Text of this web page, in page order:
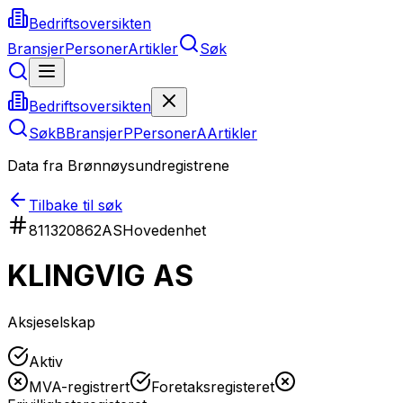
Bedriftsoversikten
BransjerPersonerArtikler Søk
Bedriftsoversikten
SøkBBransjerPPersonerAArtikler
Data fra Brønnøysundregistrene
Tilbake til søk
811320862ASHovedenhet
KLINGVIG AS
Aksjeselskap
Aktiv
MVA-registrert
Foretaksregisteret